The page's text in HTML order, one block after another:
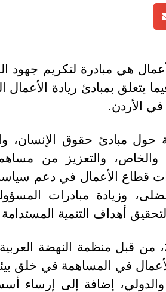
هي مبادرة لتكريم
يتعلق بمبادئ ريادة
في الأردن.
حول مبادئ حقوق الإنسان،
والخاص، والتعزيز من
قطاع الأعمال في دعم
وزيادة مبادرات
أهداف التنمية المستدامة
أُطلقت هذه الجائزة عام 2023، من قبل
في المساهمة في خلق
إضافة إلى إرساء